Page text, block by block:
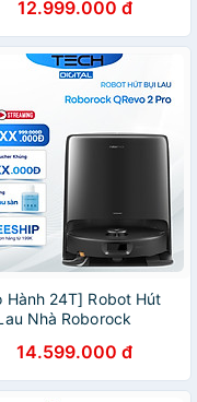
12.999.000 đ
Hành 24T] Robot Hút
Nhà Roborock
Lực Hút 25.000 Pa -
Chính Hãng
14.599.000 đ